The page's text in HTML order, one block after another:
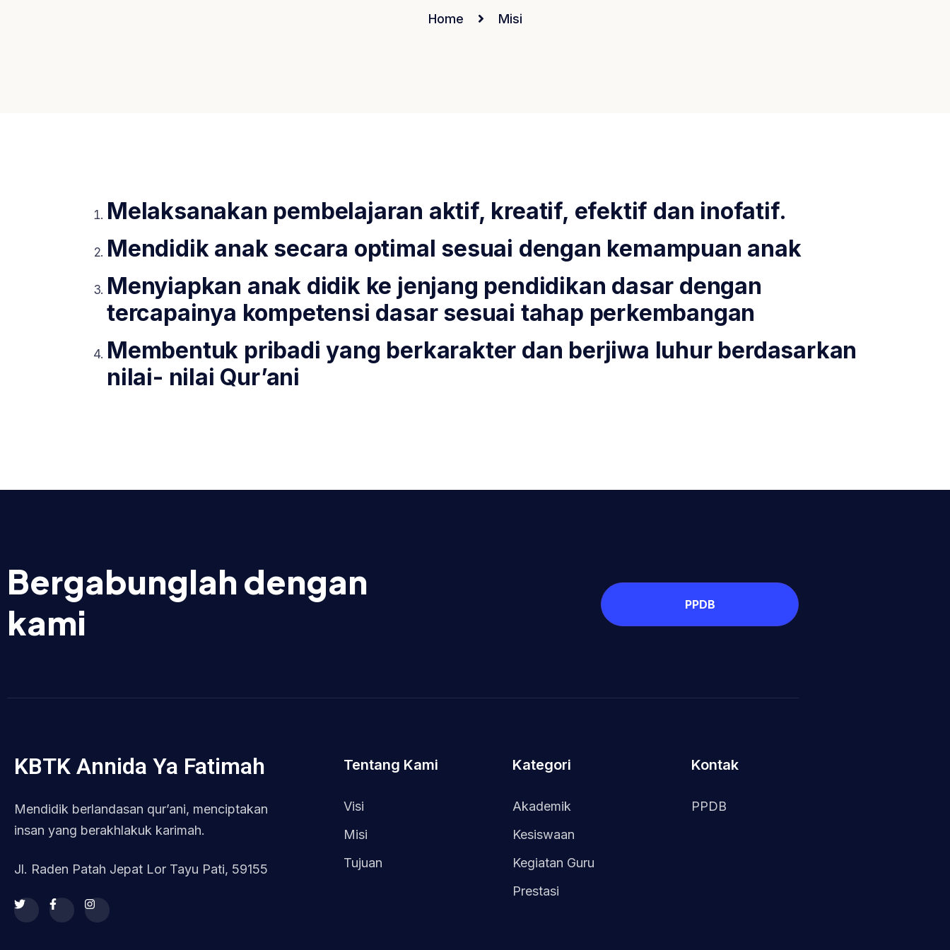
Home Misi
Melaksanakan pembelajaran aktif, kreatif, efektif dan inofatif.
Mendidik anak secara optimal sesuai dengan kemampuan anak
Menyiapkan anak didik ke jenjang pendidikan dasar dengan
tercapainya kompetensi dasar sesuai tahap perkembangan
Membentuk pribadi yang berkarakter dan berjiwa luhur berdasarkan
nilai- nilai Qur’ani
Bergabunglah dengan
kami
PPDB
KBTK Annida Ya Fatimah
Mendidik berlandasan qur’ani, menciptakan
insan yang berakhlakuk karimah.
Jl. Raden Patah Jepat Lor Tayu Pati, 59155
Tentang Kami
Visi
Misi
Tujuan
Kategori
Akademik
Kesiswaan
Kegiatan Guru
Prestasi
Kontak
PPDB